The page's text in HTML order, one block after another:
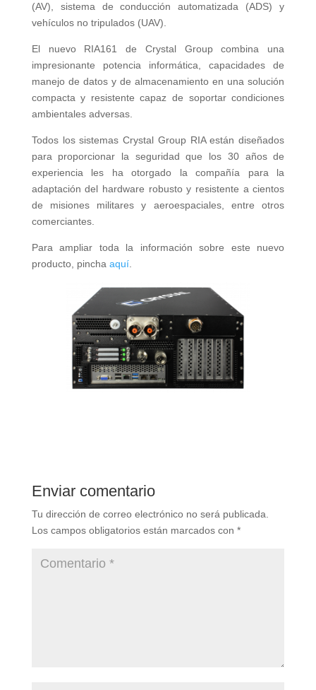
(AV), sistema de conducción automatizada (ADS) y
vehículos no tripulados (UAV).
El nuevo RIA161 de Crystal Group combina una
impresionante potencia informática, capacidades de
manejo de datos y de almacenamiento en una solución
compacta y resistente capaz de soportar condiciones
ambientales adversas.
Todos los sistemas Crystal Group RIA están diseñados
para proporcionar la seguridad que los 30 años de
experiencia les ha otorgado la compañía para la
adaptación del hardware robusto y resistente a cientos
de misiones militares y aeroespaciales, entre otros
comerciantes.
Para ampliar toda la información sobre este nuevo
producto, pincha aquí.
Enviar comentario
Tu dirección de correo electrónico no será publicada.
Los campos obligatorios están marcados con *